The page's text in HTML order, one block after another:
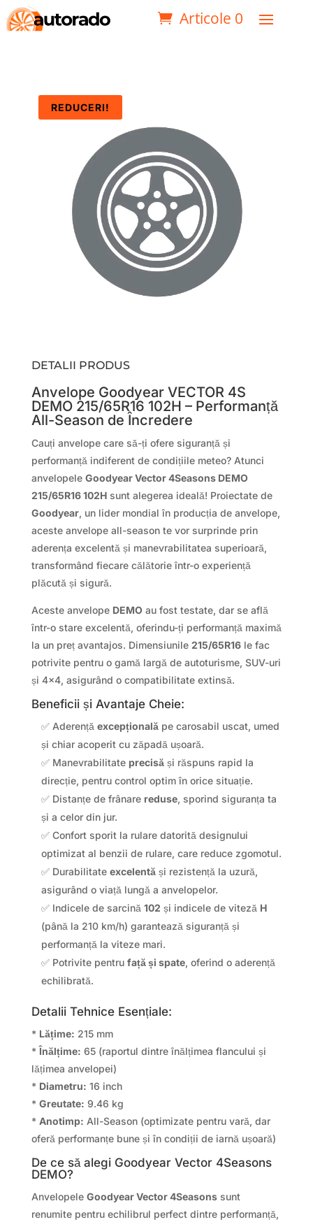
Articole 0
REDUCERI!
DETALII PRODUS
Anvelope Goodyear VECTOR 4S
DEMO 215/65R16 102H – Performanță
All-Season de Încredere
Cauți anvelope care să-ți ofere siguranță și
performanță indiferent de condițiile meteo? Atunci
anvelopele Goodyear Vector 4Seasons DEMO
215/65R16 102Hsunt alegerea ideală! Proiectate de
Goodyear, un lider mondial în producția de anvelope,
aceste anvelope all-season te vor surprinde prin
aderența excelentă și manevrabilitatea superioară,
transformând fiecare călătorie într-o experiență
plăcută și sigură.
Aceste anvelope DEMO au fost testate, dar se află
într-o stare excelentă, oferindu-ți performanță maximă
la un preț avantajos. Dimensiunile 215/65R16le fac
potrivite pentru o gamă largă de autoturisme, SUV-uri
și 4×4, asigurând o compatibilitate extinsă.
Beneficii și Avantaje Cheie:
✅ Aderență excepționalăpe carosabil uscat, umed
și chiar acoperit cu zăpadă ușoară.
✅ Manevrabilitate precisăși răspuns rapid la
direcție, pentru control optim în orice situație.
✅ Distanțe de frânare reduse, sporind siguranța ta
și a celor din jur.
✅ Confort sporit la rulare datorită designului
optimizat al benzii de rulare, care reduce zgomotul.
✅ Durabilitate excelentăși rezistență la uzură,
asigurând o viață lungă a anvelopelor.
✅ Indicele de sarcină 102 și indicele de viteză H
(până la 210 km/h) garantează siguranță și
performanță la viteze mari.
✅ Potrivite pentru față și spate, oferind o aderență
echilibrată.
Detalii Tehnice Esențiale:
* Lățime: 215 mm
*Înălțime: 65 (raportul dintre înălțimea flancului și
lățimea anvelopei)
* Diametru: 16 inch
* Greutate: 9.46 kg
* Anotimp: All-Season (optimizate pentru vară, dar
oferă performanțe bune și în condiții de iarnă ușoară)
De ce să alegi Goodyear Vector 4Seasons
DEMO?
Anvelopele Goodyear Vector 4Seasonssunt
renumite pentru echilibrul perfect dintre performanță,